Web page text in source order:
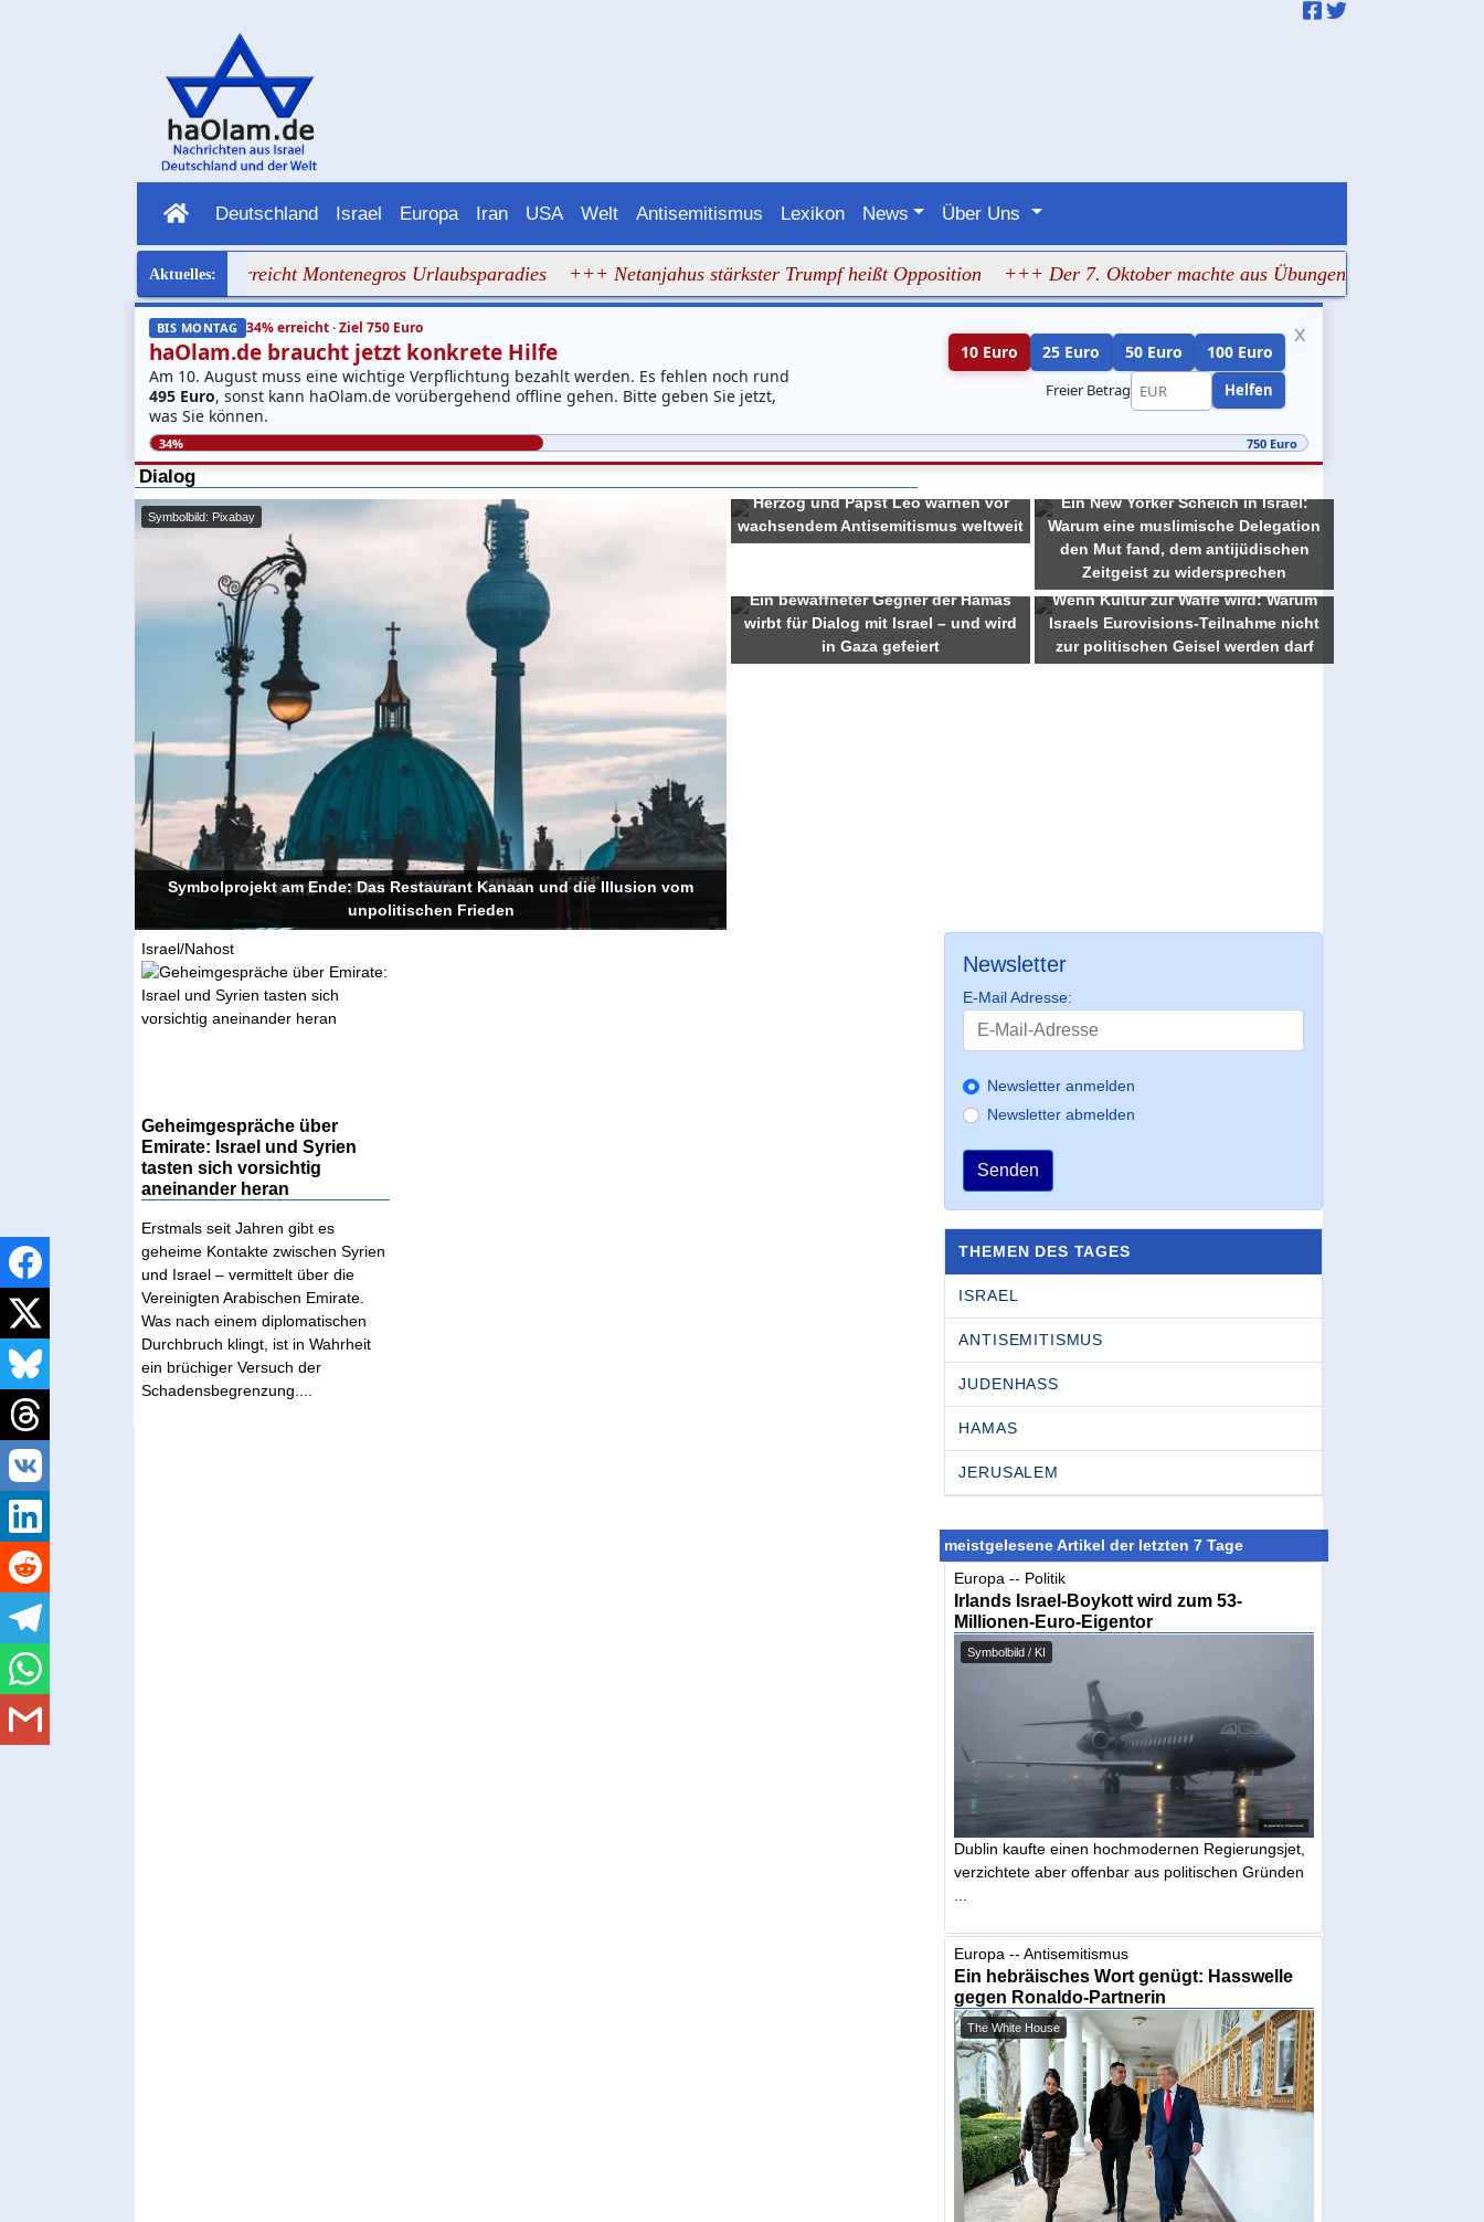
Deutschland Israel Europa Iran USA Welt Antisemitismus Lexikon News Über Uns
+++ Judenhass erreicht Montenegros Urlaubsparadies +++ Netanjahus stärkster Trumpf heißt Opposition +++ Der 7. Oktober machte aus Übungen bitteren Ernst
BIS MONTAG 34% erreicht · Ziel 750 Euro
haOlam.de braucht jetzt konkrete Hilfe
Am 10. August muss eine wichtige Verpflichtung bezahlt werden. Es fehlen noch rund
495 Euro, sonst kann haOlam.de vorübergehend offline gehen. Bitte geben Sie jetzt,
was Sie können.
10 Euro 25 Euro 50 Euro 100 Euro
Freier Betrag Helfen
x
34% 750 Euro
Dialog
Symbolbild: Pixabay
Symbolprojekt am Ende: Das Restaurant Kanaan und die Illusion vom
unpolitischen Frieden
Herzog und Papst Leo warnen vor
wachsendem Antisemitismus weltweit
Ein New Yorker Scheich in Israel:
Warum eine muslimische Delegation
den Mut fand, dem antijüdischen
Zeitgeist zu widersprechen
Ein bewaffneter Gegner der Hamas
wirbt für Dialog mit Israel – und wird
in Gaza gefeiert
Wenn Kultur zur Waffe wird: Warum
Israels Eurovisions-Teilnahme nicht
zur politischen Geisel werden darf
Israel/Nahost
Geheimgespräche über
Emirate: Israel und Syrien
tasten sich vorsichtig
aneinander heran
Erstmals seit Jahren gibt es
geheime Kontakte zwischen Syrien
und Israel – vermittelt über die
Vereinigten Arabischen Emirate.
Was nach einem diplomatischen
Durchbruch klingt, ist in Wahrheit
ein brüchiger Versuch der
Schadensbegrenzung....
Newsletter
E-Mail Adresse:
Newsletter anmelden
Newsletter abmelden
Senden
THEMEN DES TAGES
ISRAEL
ANTISEMITISMUS
JUDENHASS
HAMAS
JERUSALEM
meistgelesene Artikel der letzten 7 Tage
Europa -- Politik
Irlands Israel-Boykott wird zum 53-
Millionen-Euro-Eigentor
Symbolbild / KI
Dublin kaufte einen hochmodernen Regierungsjet,
verzichtete aber offenbar aus politischen Gründen
Europa -- Antisemitismus
Ein hebräisches Wort genügt: Hasswelle
gegen Ronaldo-Partnerin
The White House